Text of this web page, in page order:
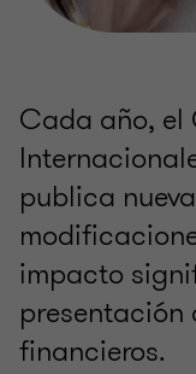
Cada año, el
publica
impacto
presentación
financieros.